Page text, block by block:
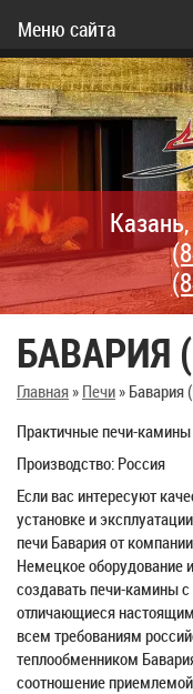
Меню сайта
БАВАРИЯ
Главная» Печи» Бавария
Практичные печи-
Производство: Россия
Если вас интересуют
установке и
печи Бавария от
Немецкое оборудование
создавать печи-камины
отличающиеся
всем требованиям
теплообменником
соотношение